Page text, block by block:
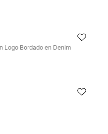
Logo Bordado en Denim